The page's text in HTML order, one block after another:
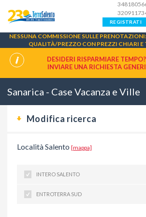
REGISTRATI
NESSUNA COMMISSIONE SULLE
QUALITÀ/PREZZO CON PREZZI CHIARI E
DESIDERI RISPARMIARE
INVIARE UNA RICHIESTA
Sanarica - Case Vacanza e Ville
Modifica ricerca
Località Salento [mappa]
INTERO SALENTO
ENTROTERRA SUD